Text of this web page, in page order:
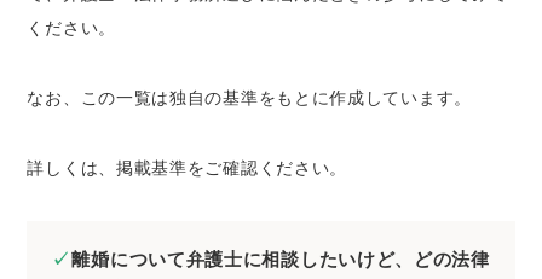
離婚した際にもらえる慰謝料の相場
離婚した際の婚姻費用の相場
相談したい内容を整理しておく
ください。
なお、この一覧は独自の基準をもとに作成しています。
詳しくは、掲載基準をご確認ください。
離婚について弁護士に相談したいけど、どの法律